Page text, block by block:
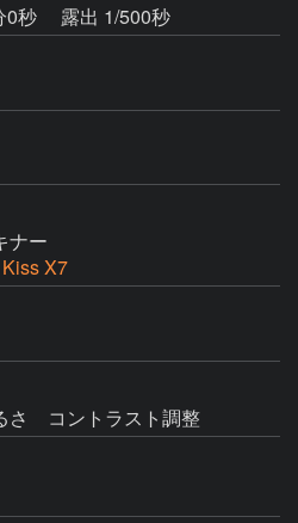
0秒
露出 1/500秒
ナー
X7